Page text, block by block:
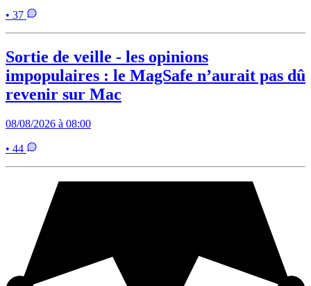
• 37
Sortie de veille - les opinions
impopulaires : le MagSafe n’aurait pas dû
revenir sur Mac
08/08/2026 à 08:00
• 44